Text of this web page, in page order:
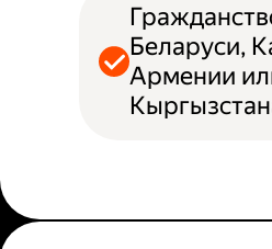
Беларуси,
Армении